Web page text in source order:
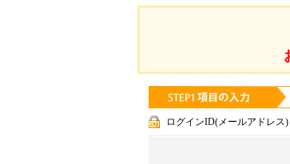
ログインID(メールアドレス